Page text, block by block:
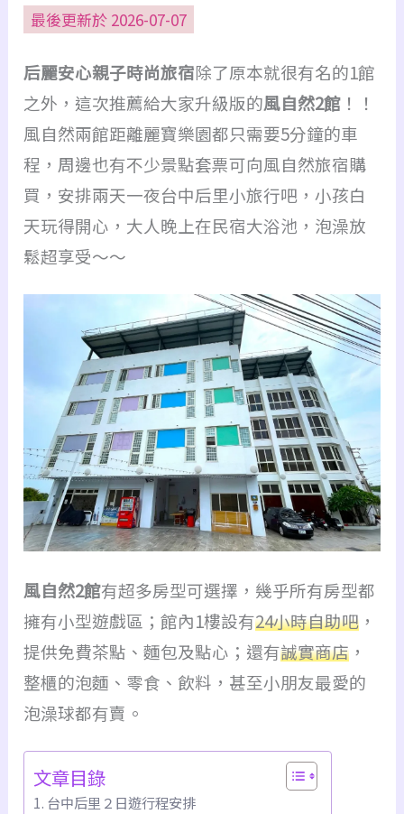
最後更新於 2026-07-07
后麗安心親子時尚旅宿除了原本就很有名的1館
之外，這次推薦給大家升級版的風自然2館 ！！
風自然兩館距離麗寶樂園都只需要5分鐘的車
程，周邊也有不少景點套票可向風自然旅宿購
買 ，安排兩天一夜台中后里小旅行吧，小孩白
天玩得開心，大人晚上在民宿大浴池， 泡澡放
鬆超享受～～
風自然2館有超多房型可選擇，幾乎所有房型都
擁有小型遊戲區；館內1樓設有24小時自助吧 ，
提供免費茶點、麵包及點心；還有誠實商店 ，
整櫃的泡麵、零食、飲料，甚至小朋友最愛的
泡澡球都有賣。
文章目錄
台中后里２日遊行程安排